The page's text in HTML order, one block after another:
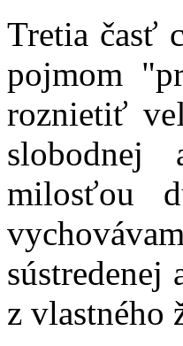
Tretia časť
pojmom
roznietiť
slobodnej
milosťou
z vlastného